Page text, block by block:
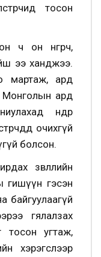
тосон
ч он өнгөрч,
ээ ханджээ.
мартаж, ард
Монголын ард
өндөр
очихгүй
болсон.
зөвлөлийн
гишүүн гэсэн
байгуулаагүй
гялалзах
тосон угтаж,
хэрэгслээр